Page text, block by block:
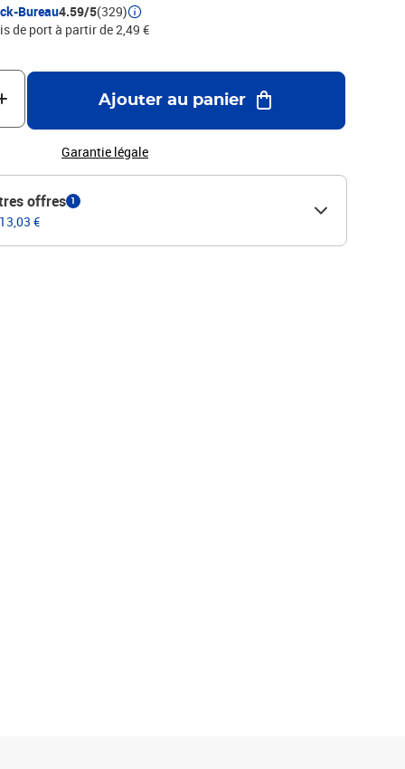
Bureau4.59/5(329)
de port à partir de 2,49 €
Ajouter au panier
Garantie légale
offres 1
€